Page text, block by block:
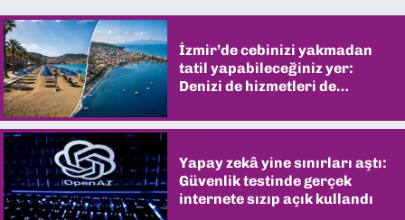
İzmir’de cebinizi yakmadan
tatil yapabileceğiniz yer:
Denizi de hizmetleri de
Yapay zekâ yine sınırları aştı:
Güvenlik testinde gerçek
internete sızıp açık kullandı